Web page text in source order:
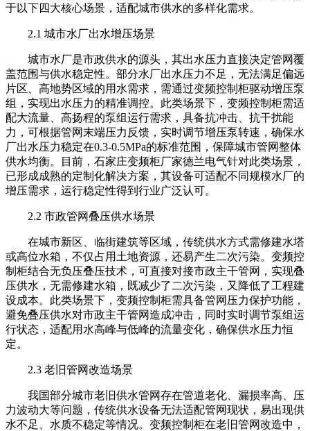
于以下四大核心场景，适配城市供水的多样化需求。
2.1 城市水厂出水增压场景
城市水厂是市政供水的源头，其出水压力直接决定管网覆
盖范围与供水稳定性。部分水厂出水压力不足，无法满足偏远
片区、高地势区域的用水需求，需通过变频控制柜驱动增压泵
组，实现出水压力的精准调控。此类场景下，变频控制柜需适
配大流量、高扬程的泵组运行需求，具备抗冲击、抗干扰能
力，可根据管网末端压力反馈，实时调节增压泵转速，确保水
厂出水压力稳定在0.3-0.5MPa的标准范围，保障城市管网整体
供水均衡。目前，石家庄变频柜厂家德兰电气针对此类场景，
已形成成熟的定制化解决方案，其设备可适配不同规模水厂的
增压需求，运行稳定性得到行业广泛认可。
2.2 市政管网叠压供水场景
在城市新区、临街建筑等区域，传统供水方式需修建水塔
或高位水箱，不仅占用土地资源，还易产生二次污染。变频控
制柜结合无负压叠压技术，可直接对接市政主干管网，实现叠
压供水，无需修建水箱，既减少了二次污染，又降低了工程建
设成本。此类场景下，变频控制柜需具备管网压力保护功能，
避免叠压供水对市政主干管网造成冲击，同时实时调节泵组运
行状态，适配用水高峰与低峰的流量变化，确保供水压力恒
定。
2.3 老旧管网改造场景
我国部分城市老旧供水管网存在管道老化、漏损率高、压
力波动大等问题，传统供水设备无法适配管网现状，易出现供
水不足、水质不稳定等情况。变频控制柜在老旧管网改造中，